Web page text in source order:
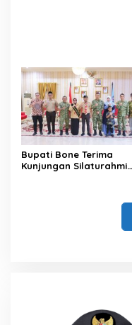
Bupati Bone Terima
Kunjungan Silaturahmi